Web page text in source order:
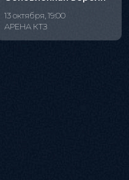
13 октября, 19:00
АРЕНА КТЗ